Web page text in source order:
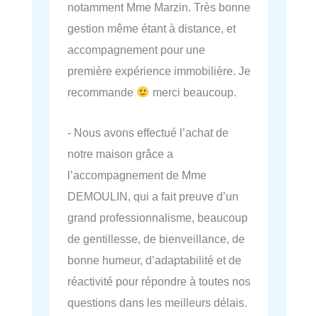
notamment Mme Marzin. Très bonne
gestion même étant à distance, et
accompagnement pour une
première expérience immobilière. Je
recommande
merci beaucoup.
- Nous avons effectué l’achat de
notre maison grâce a
l’accompagnement de Mme
DEMOULIN, qui a fait preuve d’un
grand professionnalisme, beaucoup
de gentillesse, de bienveillance, de
bonne humeur, d’adaptabilité et de
réactivité pour répondre à toutes nos
questions dans les meilleurs délais.